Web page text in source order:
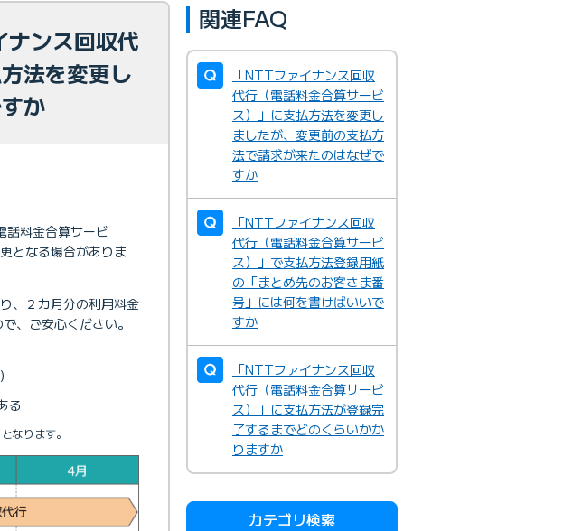
ナンス回収代
法を変更し
か
料金合算サービ
となる場合がありま
、２カ月分の利用料金
、ご安心ください。
る
なります。
関連FAQ
「NTTファイナンス回収
代行（電話料金合算サービ
ス）」に支払方法を変更し
ましたが、変更前の支払方
法で請求が来たのはなぜで
すか
「NTTファイナンス回収
代行（電話料金合算サービ
ス）」で支払方法登録用紙
の「まとめ先のお客さま番
号」には何を書けばいいで
すか
「NTTファイナンス回収
代行（電話料金合算サービ
ス）」に支払方法が登録完
了するまでどのくらいかか
りますか
カテゴリ検索